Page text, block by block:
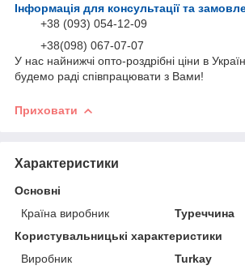
Інформація для консультації та
+38 (093) 054-12-09
+38(098) 067-07-07
У нас найнижчі опто-роздрібні ціни в
будемо раді співпрацювати з Вами!
Приховати
Характеристики
Основні
Країна виробник
Туреччина
Користувальницькі характеристики
Виробник
Turkay